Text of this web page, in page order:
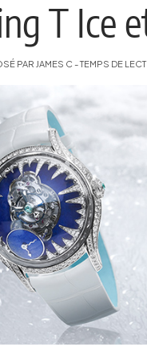
T Ice
PAR JAMES C - TEMPS DE